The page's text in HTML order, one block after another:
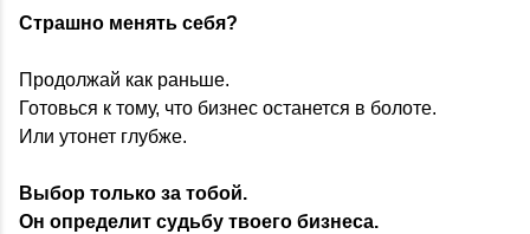
Страшно менять себя?
Продолжай как раньше.
Готовься к тому, что бизнес останется в болоте.
Или утонет глубже.
Выбор только за тобой.
Он определит судьбу твоего бизнеса.